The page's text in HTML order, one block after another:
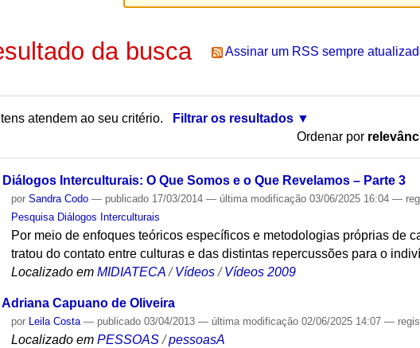
da busca Assinar um RSS sempre
atendem ao seu critério.
Filtrar os resultados
Ordenar por
Diálogos Interculturais: O Que Somos e o Que Revelamos – Parte 3
porSandra Codo — publicado 17/03/2014— última modificação 03/06/2025 16:04—
Pesquisa Diálogos Interculturais
Por meio de enfoques teóricos específicos e metodologias próprias de
tratou do contato entre culturas e das distintas repercussões para o
Localizado em MIDIATECA /Vídeos /Vídeos 2009
Adriana Capuano de Oliveira
por Leila Costa — publicado 03/04/2013— última modificação 02/06/2025 14:07—
Localizado em PESSOAS /pessoasA